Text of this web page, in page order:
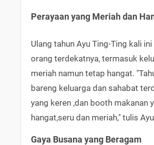
Perayaan yang Meriah dan
Ulang tahun Ayu Ting-Ting kali
orang terdekatnya, termasuk
meriah namun tetap hangat.
bareng keluarga dan sahabat
yang keren ,dan booth makanan
hangat,seru dan meriah," tulis
Gaya Busana yang Beragam